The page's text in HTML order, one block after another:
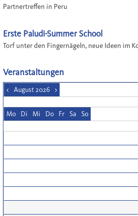
Partnertreffen in Peru
Erste Paludi-Summer School
Torf unter den Fingernägeln, neue Ideen im
Veranstaltungen
< August 2026 >
Mo Di Mi Do Fr Sa So